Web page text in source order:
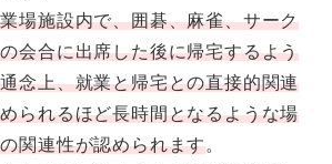
場施設内で、囲碁、麻雀、サーク
会合に出席した後に帰宅するよう
念上、就業と帰宅との直接的関連
られるほど長時間となるような場
関連性が認められます。